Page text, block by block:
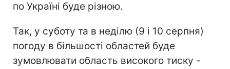
по Україні буде різною.
Так, у суботу та в неділю (9 і 10 серпня)
погоду в більшості областей буде
зумовлювати область високого тиску -